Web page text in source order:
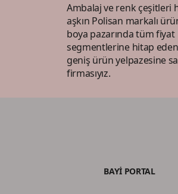
Ambalaj ve renk çeşitleri
aşkın Polisan markalı
boya pazarında tüm fiyat
segmentlerine hitap
geniş ürün yelpazesine
firmasıyız.
BAYİ PORTAL